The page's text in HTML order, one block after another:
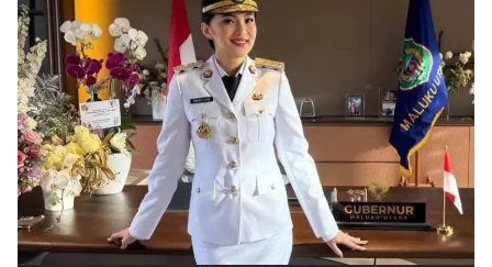
Partner
Insight
NTB
Suara
Time
Lens
IDN
Daily
Jogja
Jalan
Rakyat
Idealita
News
Kita
Notice
Dinamikapost.com
Radar
Baru
Seedbacklink
Follow
Kabarbaru